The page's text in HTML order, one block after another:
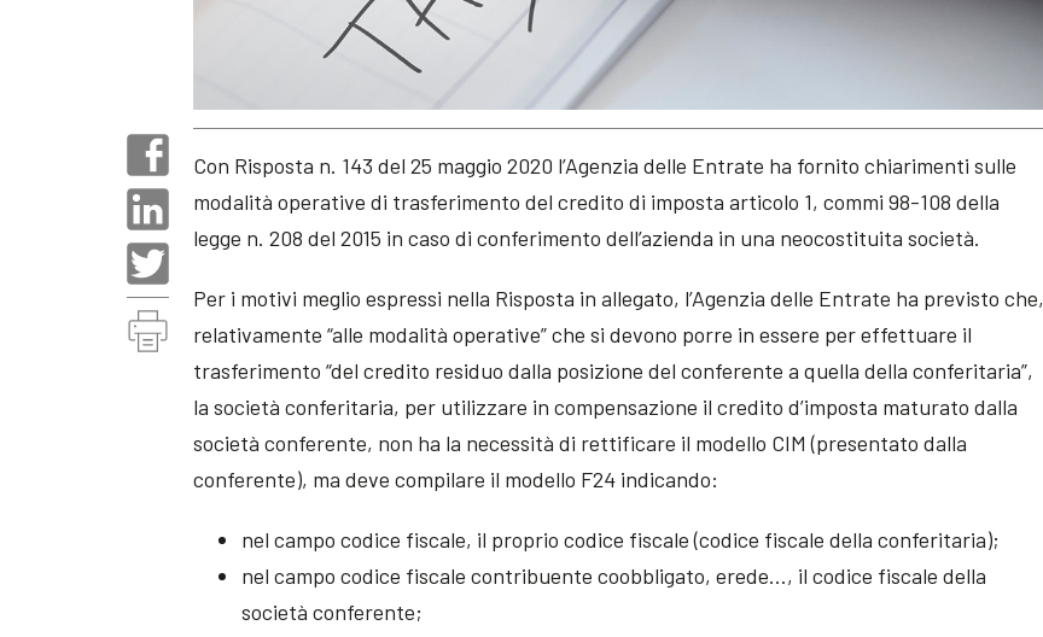
Con Risposta n. 143 del 25 maggio 2020 l’Agenzia delle Entrate ha fornito chiarimenti sulle
modalità operative di trasferimento del credito di imposta articolo 1, commi 98-108 della
legge n. 208 del 2015 in caso di conferimento dell’azienda in una neocostituita società.
Per i motivi meglio espressi nella Risposta in allegato, l’Agenzia delle Entrate ha previsto che,
relativamente “alle modalità operative” che si devono porre in essere per effettuare il
trasferimento “del credito residuo dalla posizione del conferente a quella della conferitaria”,
la società conferitaria, per utilizzare in compensazione il credito d’imposta maturato dalla
società conferente, non ha la necessità di rettificare il modello CIM (presentato dalla
conferente), ma deve compilare il modello F24 indicando:
nel campo codice fiscale, il proprio codice fiscale (codice fiscale della conferitaria);
nel campo codice fiscale contribuente coobbligato, erede…, il codice fiscale della
società conferente;